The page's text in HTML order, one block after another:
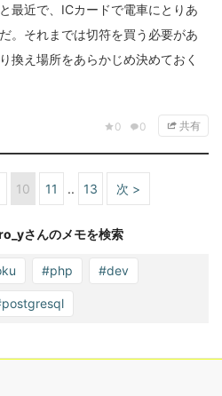
0 0 共有
最近で、ICカードで電車にとりあ
。それまでは切符を買う必要があ
換え場所をあらかじめ決めておく
10 11 13 次 >
さんのメモを検索
#php #dev